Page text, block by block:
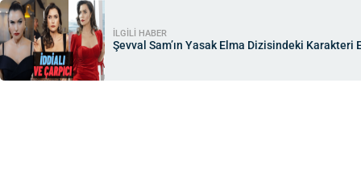
İLGİLİ HABER
Şevval Sam’ın Yasak Elma Dizisindeki